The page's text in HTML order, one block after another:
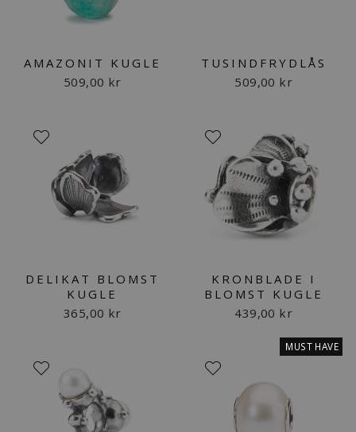
AMAZONIT KUGLE
509,00 kr
TUSINDFRYDLÅS
509,00 kr
DELIKAT BLOMST
KUGLE
365,00 kr
KRONBLADE I
BLOMST KUGLE
439,00 kr
MUST HAVE